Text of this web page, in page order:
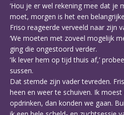
‘Hou je er wel rekening mee dat je
moet, morgen is het een
Friso reageerde verveeld naar zijn
‘We moeten met zoveel mogelijk
ging die ongestoord verder.
‘Ik lever hem op tijd thuis af,’
sussen.
Dat stemde zijn vader tevreden.
heen en weer te schuiven. Ik
opdrinken, dan konden we gaan.